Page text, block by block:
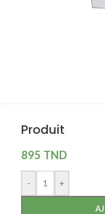
Produit
895 TND
- +